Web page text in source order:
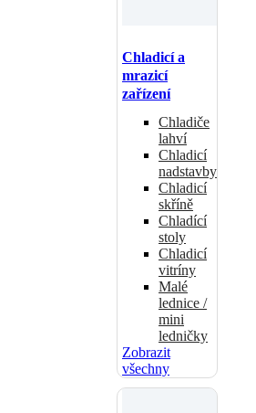
Chladicí a
mrazicí
zařízení
Chladiče
lahví
Chladicí
nadstavby
Chladicí
skříně
Chladící
stoly
Chladicí
vitríny
Malé
lednice /
mini
ledničky
Zobrazit
všechny